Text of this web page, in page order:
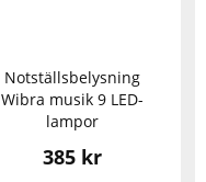
Notställsbelysning
Wibra musik 9 LED-
lampor
385 kr